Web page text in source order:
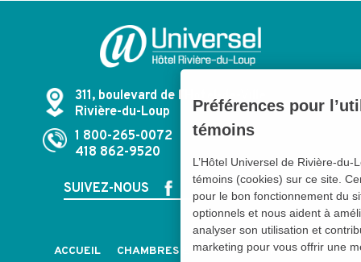
311, boulevard de l'Hôtel-de-Ville
Rivière-du-Loup
1 800-265-0072
418 862-9520
SUIVEZ-NOUS
ACCUEIL CHAMBRES ET SUITES
FORFAITS
Préférences pour
témoins
L’Hôtel Universel de Rivière-
témoins (cookies) sur ce site.
pour le bon fonctionnement du
optionnels et nous aident à
analyser son utilisation et
marketing pour vous offrir une